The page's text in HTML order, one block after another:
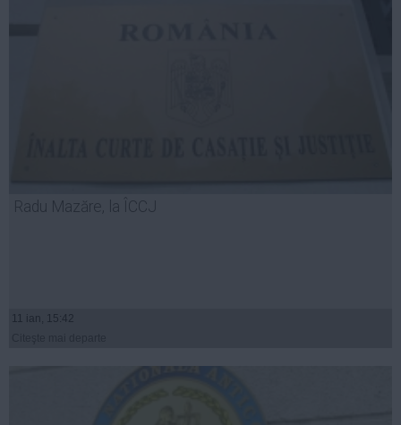
Radu Mazăre, la ÎCCJ
11 ian, 15:42